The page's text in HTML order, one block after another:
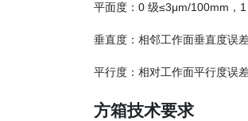
平面度：0 级≤3μm/100mm，
垂直度：相邻工作面垂直度误
平行度：相对工作面平行度误
方箱技术要求